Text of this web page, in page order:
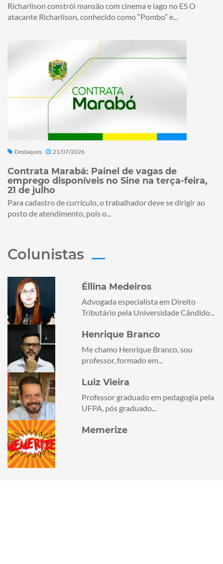
Richarlison constrói mansão com cinema e lago no ES O
atacante Richarlison, conhecido como “Pombo” e...
Destaques 21/07/2026
Contrata Marabá: Painel de vagas de
emprego disponíveis no Sine na terça-feira,
21 de julho
Para cadastro de currículo, o trabalhador deve se dirigir ao
posto de atendimento, pois o...
Colunistas
Éllina Medeiros
Advogada especialista em Direito
Tributário pela Universidade Cândido...
Henrique Branco
Me chamo Henrique Branco, sou
professor, formado em...
Luiz Vieira
Professor graduado em pedagogia pela
UFPA, pós graduado...
Memerize